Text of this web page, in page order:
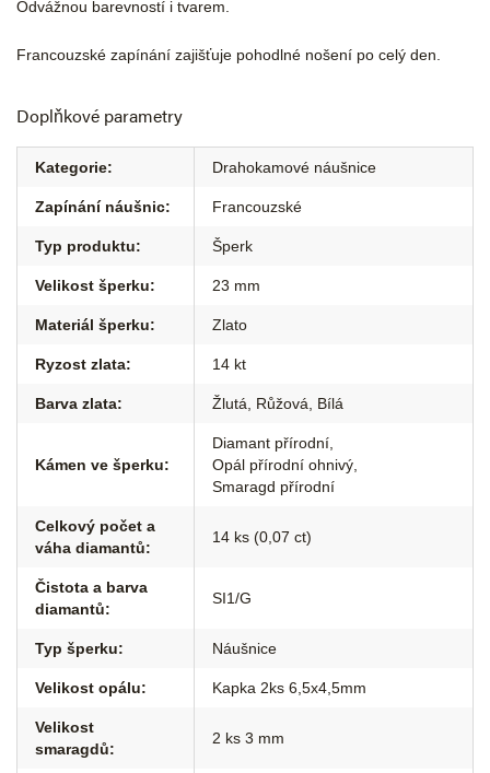
Odvážnou barevností i tvarem.
Francouzské zapínání zajišťuje pohodlné nošení po celý den.
Doplňkové parametry
Kategorie: Drahokamové náušnice
Zapínání náušnic: Francouzské
Typ produktu: Šperk
Velikost šperku: 23 mm
Materiál šperku: Zlato
Ryzost zlata: 14 kt
Barva zlata: Žlutá Růžová Bílá
Kámen ve šperku:
Diamant přírodní
Opál přírodní ohnivý
Smaragd přírodní
Celkový počet a
váha diamantů:
14 ks (0,07 ct)
Čistota a barva
diamantů:
SI1/G
Typ šperku: Náušnice
Velikost opálu: Kapka 2ks 6,5x4,5mm
Velikost
smaragdů:
2 ks 3 mm